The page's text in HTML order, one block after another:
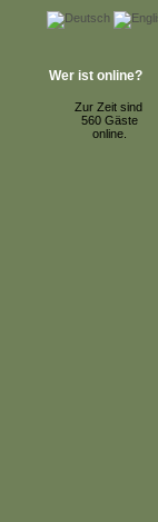
Wer ist online?
Zur Zeit sind
560 Gäste
online.